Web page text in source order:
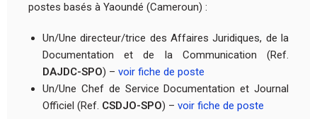
postes basés à Yaoundé (Cameroun) :
Un/Une directeur/trice des Affaires Juridiques, de la
Documentation et de la Communication (Ref.
DAJDC-SPO) – voir fiche de poste
Un/Une Chef de Service Documentation et Journal
Officiel (Ref. CSDJO-SPO) – voir fiche de poste